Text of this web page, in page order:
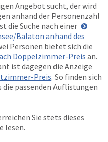
Angebot sucht, der wird
anhand der Personenzahl
die Suche nach einer
Balaton anhand des
Personen bietet sich die
Doppelzimmer-Preis an.
ist dagegen die Anzeige
Preis. So finden sich
passenden Auflistungen
Sie stets dieses
lesen.